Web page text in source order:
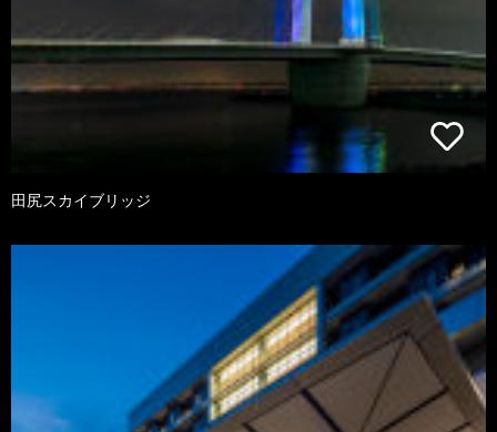
田尻スカイブリッジ